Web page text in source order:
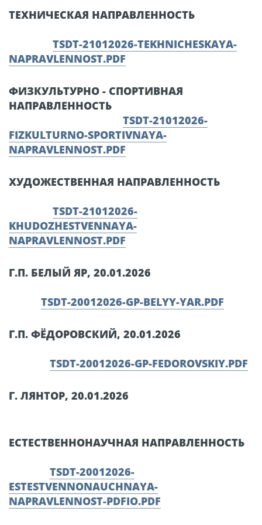
ТЕХНИЧЕСКАЯ НАПРАВЛЕННОСТЬ
TSDT-21012026-TEKHNICHESKAYA-
NAPRAVLENNOST.PDF
ФИЗКУЛЬТУРНО - СПОРТИВНАЯ
НАПРАВЛЕННОСТЬ
TSDT-21012026-
FIZKULTURNO-SPORTIVNAYA-
NAPRAVLENNOST.PDF
ХУДОЖЕСТВЕННАЯ НАПРАВЛЕННОСТЬ
TSDT-21012026-
KHUDOZHESTVENNAYA-
NAPRAVLENNOST.PDF
Г.П. БЕЛЫЙ ЯР, 20.01.2026
TSDT-20012026-GP-BELYY-YAR.PDF
Г.П. ФЁДОРОВСКИЙ, 20.01.2026
TSDT-20012026-GP-FEDOROVSKIY.PDF
Г. ЛЯНТОР, 20.01.2026
ЕСТЕСТВЕННОНАУЧНАЯ НАПРАВЛЕННОСТЬ
TSDT-20012026-
ESTESTVENNONAUCHNAYA-
NAPRAVLENNOST-PDFIO.PDF